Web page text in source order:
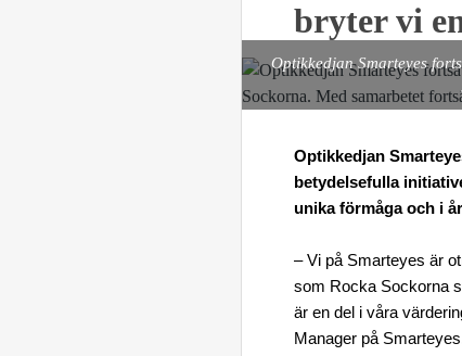
bryter vi
Optikkedjan Smarteyes
Optikkedjan
betydelsefulla
unika förmåga och i
– Vi på Smarteyes är
som Rocka Sockorna
är en del i våra
Manager på